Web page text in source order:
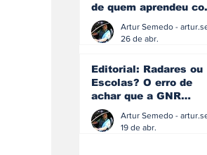
de quem aprendeu
os erros do passado
26 de abr.
Editorial: Radares ou
Escolas? O erro de
achar que a GNR
resolve o que a
educação falhou
19 de abr.